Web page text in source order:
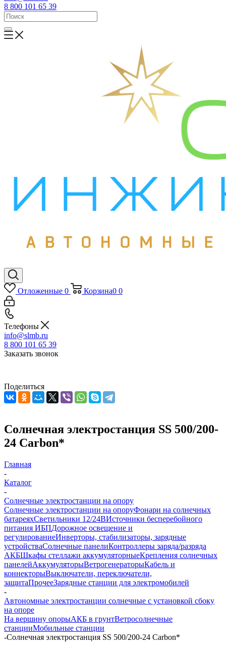
8 800 101 65 39
Отложенные 0 Корзина0 0
Телефоны
info@slmb.ru
8 800 101 65 39
Заказать звонок
Поделиться
Солнечная электростанция SS 500/200-
24 Carbon*
Главная
-
Каталог
-
Солнечные электростанции на опору
Солнечные электростанции на опоруФонари на солнечных
батареяхСветильники 12/24ВИсточники бесперебойного
питания ИБПДорожное освещение и
регулированиеИнверторы, стабилизаторы, зарядные
устройстваСолнечные панелиКонтроллеры заряда/разряда
АКБШкафы стеллажи аккумуляторныеКрепления солнечных
панелейАккумуляторыВетрогенераторыКабель и
коннекторыВыключатели, переключатели,
защитаПрочееЗарядные станции для электромобилей
-
Автономные электростанции солнечные с установкой сбоку
на опоре
На вершину опорыАКБ в грунтВетросолнечные
станцииМобильные станции
-Солнечная электростанция SS 500/200-24 Carbon*